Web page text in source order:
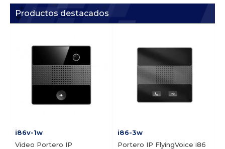
Productos destacados
i86v-1w
Video Portero IP
i86-3w
Portero IP FlyingVoice i86